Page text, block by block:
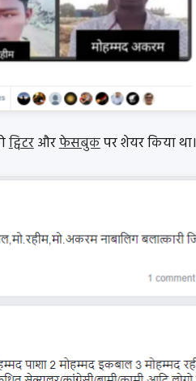
ट्विटरऔरफेसबुकपर शेयर किया था।